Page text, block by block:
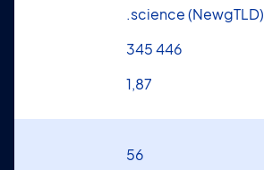
.science (NewgTLD)
345 446
1,87
56